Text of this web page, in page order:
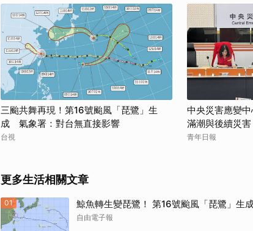
三颱共舞再現！第16號颱風「琵鷺」生
成 氣象署：對台無直接影響
台視
中央災害應變
滿潮與後續災害
青年日報
更多生活相關文章
01 鯨魚轉生變琵鷺！ 第16號颱風「琵鷺」生
自由電子報